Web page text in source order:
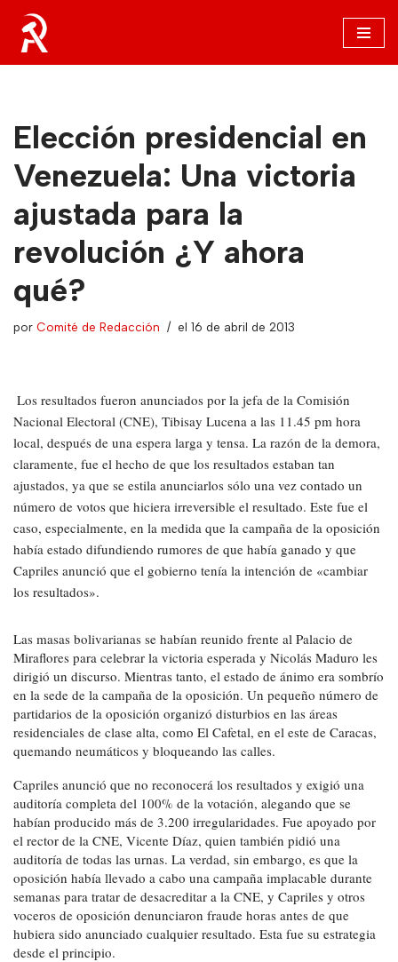
Saltar
al
Elección presidencial en
Venezuela: Una victoria
ajustada para la
revolución ¿Y ahora
qué?
por Comité de Redacción el 16 de abril de 2013
Los resultados fueron anunciados por la jefa de la Comisión
Nacional Electoral (CNE), Tibisay Lucena a las 11.45 pm hora
local, después de una espera larga y tensa. La razón de la demora,
claramente, fue el hecho de que los resultados estaban tan
ajustados, ya que se estila anunciarlos sólo una vez contado un
número de votos que hiciera irreversible el resultado. Este fue el
caso, especialmente, en la medida que la campaña de la oposición
había estado difundiendo rumores de que había ganado y que
Capriles anunció que el gobierno tenía la intención de «cambiar
los resultados».
Las masas bolivarianas se habían reunido frente al Palacio de
Miraflores para celebrar la victoria esperada y Nicolás Maduro les
dirigió un discurso. Mientras tanto, el estado de ánimo era sombrío
en la sede de la campaña de la oposición. Un pequeño número de
partidarios de la oposición organizó disturbios en las áreas
residenciales de clase alta, como El Cafetal, en el este de Caracas,
quemando neumáticos y bloqueando las calles.
Capriles anunció que no reconocerá los resultados y exigió una
auditoría completa del 100% de la votación, alegando que se
habían producido más de 3.200 irregularidades. Fue apoyado por
el rector de la CNE, Vicente Díaz, quien también pidió una
auditoría de todas las urnas. La verdad, sin embargo, es que la
oposición había llevado a cabo una campaña implacable durante
semanas para tratar de desacreditar a la CNE, y Capriles y otros
voceros de oposición denunciaron fraude horas antes de que
hubiera sido anunciado cualquier resultado. Esta fue su estrategia
desde el principio.